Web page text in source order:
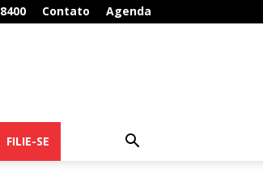
Contato Agenda
FILIE-SE